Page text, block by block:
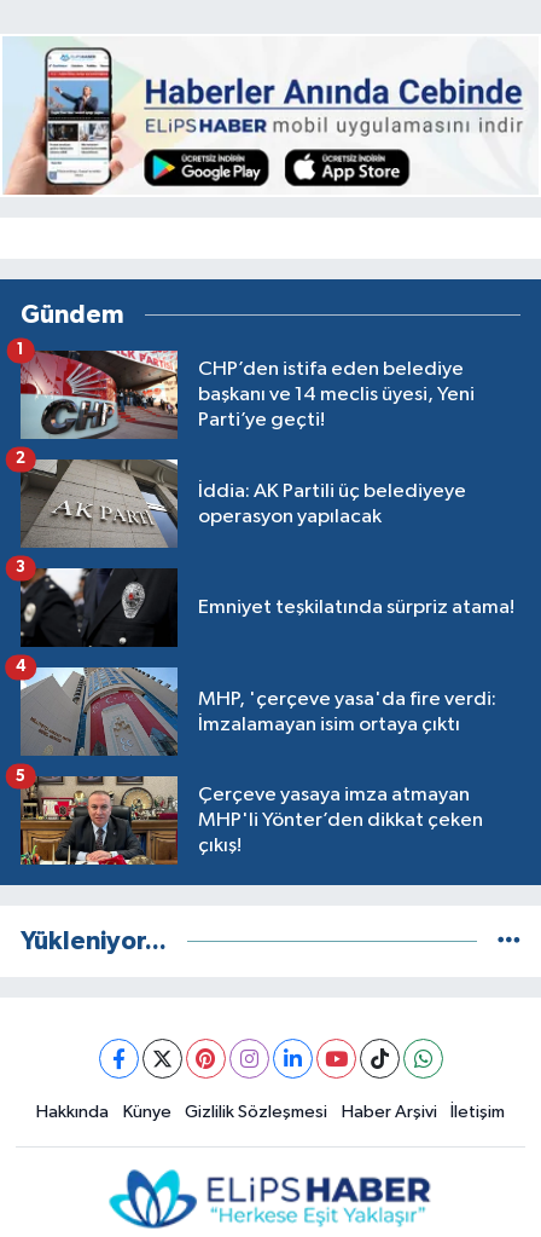
Gündem
CHP’den istifa eden belediye
başkanı ve 14 meclis üyesi, Yeni
Parti’ye geçti!
1
İddia: AK Partili üç belediyeye
operasyon yapılacak
2
Emniyet teşkilatında sürpriz atama!
3
MHP, 'çerçeve yasa'da fire verdi:
İmzalamayan isim ortaya çıktı
4
Çerçeve yasaya imza atmayan
MHP'li Yönter’den dikkat çeken
çıkış!
5
Yükleniyor...
Hakkında Künye Gizlilik Sözleşmesi Haber Arşivi İletişim